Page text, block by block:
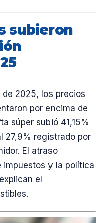
subieron
de 2025, los precios
por encima de
súper subió 41,15%
27,9% registrado por
El atraso
impuestos y la política
el